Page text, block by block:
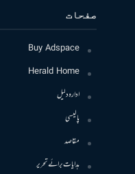
صفحات
Buy Adspace
Herald Home
ادارہ دلیل
پالیسی
مقاصد
ہدایات برائے تحریر